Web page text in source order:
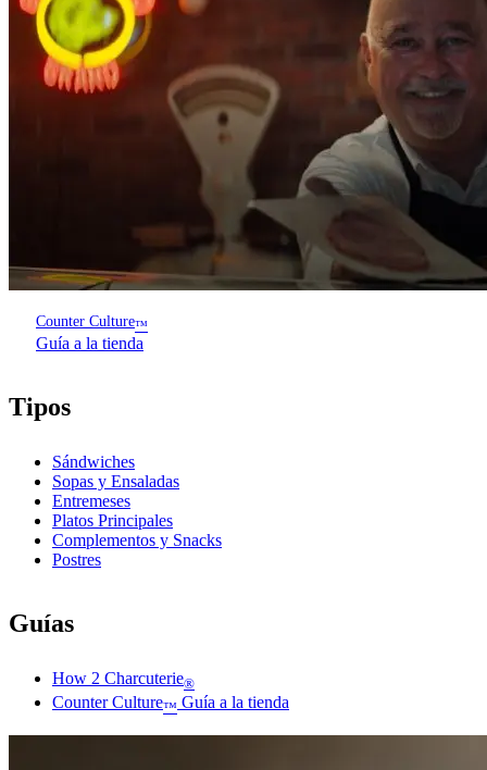
Counter Culture™
Guía a la tienda
Tipos
Sándwiches
Sopas y Ensaladas
Entremeses
Platos Principales
Complementos y Snacks
Postres
Guías
How 2 Charcuterie®
Counter Culture™ Guía a la tienda